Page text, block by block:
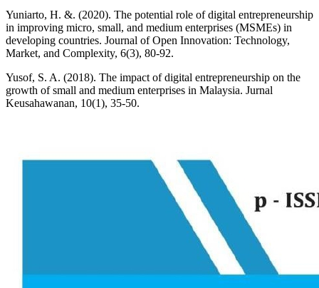
Yuniarto, H. &. (2020). The potential role of digital entrepreneurship
in improving micro, small, and medium enterprises (MSMEs) in
developing countries. Journal of Open Innovation: Technology,
Market, and Complexity, 6(3), 80-92.
Yusof, S. A. (2018). The impact of digital entrepreneurship on the
growth of small and medium enterprises in Malaysia. Jurnal
Keusahawanan, 10(1), 35-50.